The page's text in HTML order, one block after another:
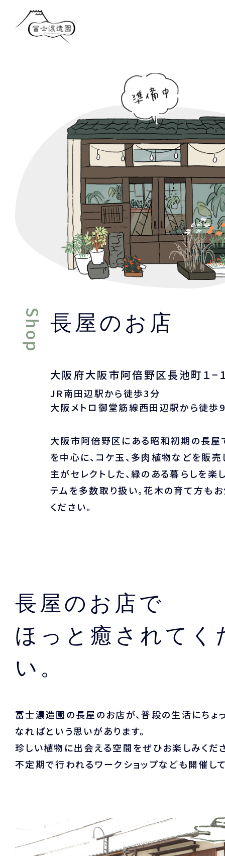
Shop 長屋のお店
大阪府大阪市阿倍野区長池町１−
JR南田辺駅から徒歩3分
大阪メトロ御堂筋線西田辺駅から徒歩
大阪市阿倍野区にある昭和初期の長屋
を中心に、コケ玉、多肉植物などを販売
主がセレクトした、緑のある暮らしを楽
テムを多数取り扱い。花木の育て方も
ください。
長屋のお店で
ほっと癒されてく
い。
冨士濃造園の長屋のお店が、普段の生活にちょ
なればという思いがあります。
珍しい植物に出会える空間をぜひお楽しみくだ
不定期で行われるワークショップなども開催し